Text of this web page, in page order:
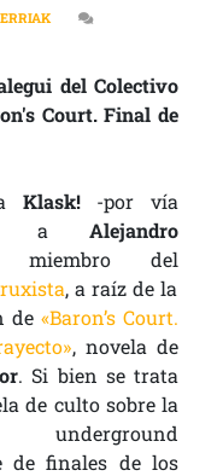
SARALEGUI (COLECTIVO
del Colectivo
Court. Final de
Klask!-por vía
aAlejandro
del
, a raíz de la
de«Baron’s Court.
, novela de
. Si bien se trata
de culto sobre la
de finales de los